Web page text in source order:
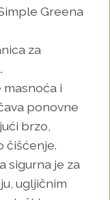
Greena
za
i
ponovne
brzo,
čišćenje.
sigurna je za
ugljičnim